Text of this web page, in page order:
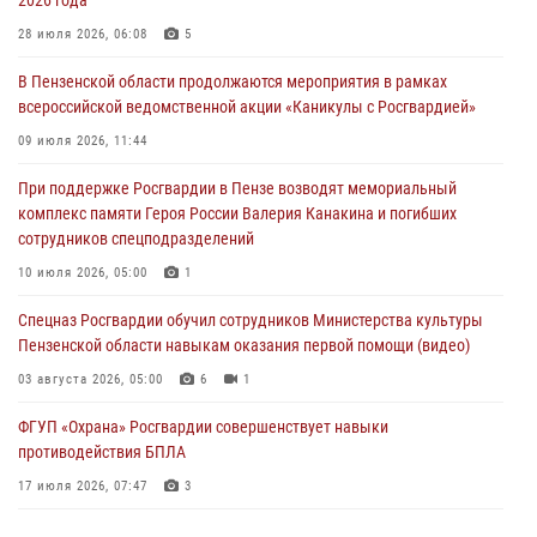
Росгвардия обеспечила безопасность праздничных мероприятий в
В Пензе сотрудники Росгвардии задержали мужчину, который
дома
03 августа 2026, 05:59
Росгвардейцы Пензенской области отмечают 35-летие дежурной
03 августа 2026, 05:15
28 июля 2026, 06:08 5
В Пензенской области продолжаются мероприятия в рамках
всероссийской ведомственной акции «Каникулы с Росгвардией»
09 июля 2026, 11:44
При поддержке Росгвардии в Пензе возводят мемориальный
комплекс памяти Героя России Валерия Канакина и погибших
сотрудников спецподразделений
10 июля 2026, 05:00 1
Спецназ Росгвардии обучил сотрудников Министерства культуры
Пензенской области навыкам оказания первой помощи (видео)
03 августа 2026, 05:00 6 1
ФГУП «Охрана» Росгвардии совершенствует навыки
противодействия БПЛА
17 июля 2026, 07:47 3